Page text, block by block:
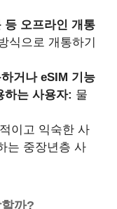
등 오프라인 개통
식으로 개통하기
거나 eSIM 기능
하는 사용자: 물
이고 익숙한 사
는 중장년층 사
까?